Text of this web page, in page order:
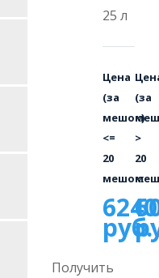
25 л
Цена
(за
мешок)
<=
20
мешок:
6240
руб.
(за
>
20
Получить